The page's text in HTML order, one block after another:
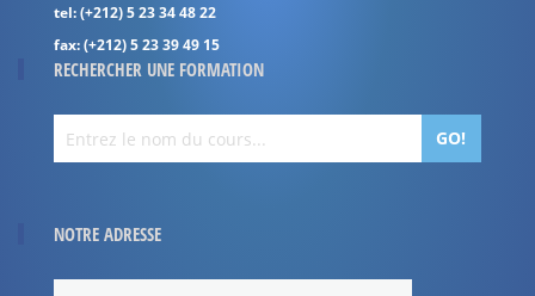
tel:(+212) 5 23 34 48 22
fax:(+212) 5 23 39 49 15
RECHERCHER UNE FORMATION
GO!
NOTRE ADRESSE